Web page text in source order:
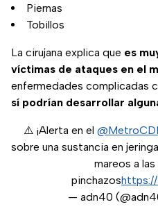
Piernas
Tobillos
La cirujana explica que es
víctimas de ataques en el
enfermedades complicadas
sí podrían desarrollar
⚠️ ¡Alerta en el
sobre una sustancia en
mareos a
pinchazoshttps://
— adn40